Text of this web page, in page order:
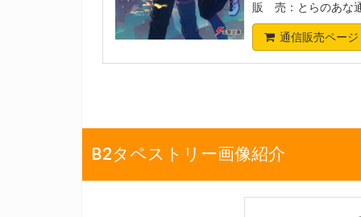
販 売：とらのあな
通信販売ページ
B2タペストリー画像紹介